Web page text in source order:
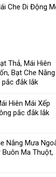
Che Di Động
Thả, Mái Hiên
Bạt Che Nắng
đắk lắk
Hiên Mái Xếp
pắc đắk lắk
Nắng Mưa
Buôn Ma Thuột,